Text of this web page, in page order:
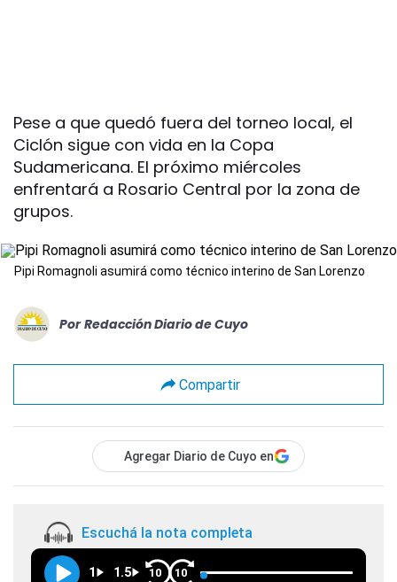
Pese a que quedó fuera del torneo local, el
Ciclón sigue con vida en la Copa
Sudamericana. El próximo miércoles
enfrentará a Rosario Central por la zona de
grupos.
Pipi Romagnoli asumirá como técnico interino de San Lorenzo
Por Redacción Diario de Cuyo
Compartir
Agregar Diario de Cuyo en
Escuchá la nota completa
1 1.5 10 10